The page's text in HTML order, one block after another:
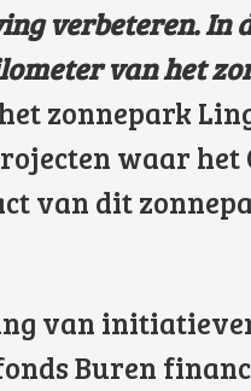
verbeteren.In
van het
zonnepark
waar
van dit
van
Buren